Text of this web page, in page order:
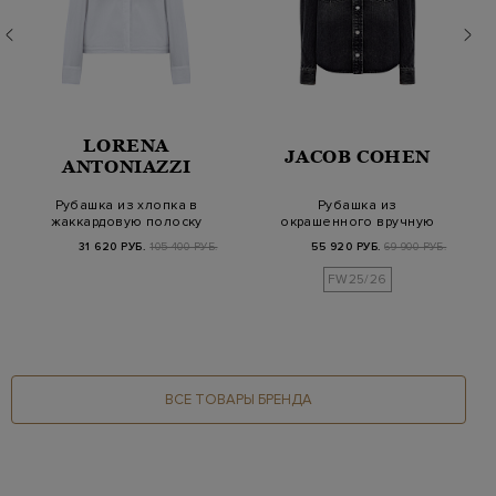
LORENA
ANTONIAZZI
Рубашка из хлопка в
жаккардовую полоску
31 620 РУБ. 105 400 РУБ.
JACOB COHEN
Рубашка из
окрашенного вручную
потер…
55 920 РУБ. 69 900 РУБ.
FW25/26
ВСЕ ТОВАРЫ БРЕНДА